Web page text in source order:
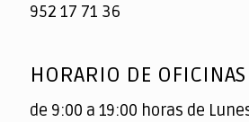
952 17 71 36
HORARIO DE OFICINAS
de 9:00 a 19:00 horas de